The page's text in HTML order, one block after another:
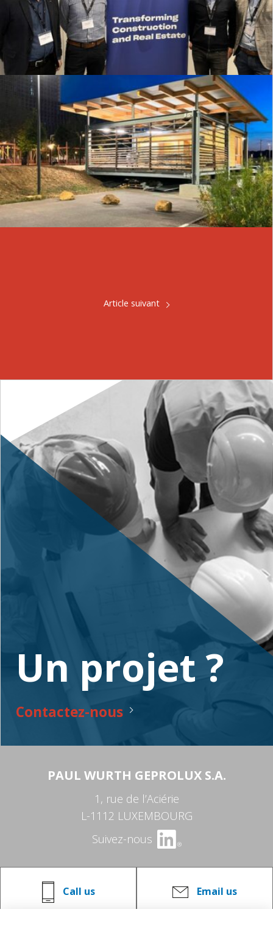
Article suivant
Un projet ?
Contactez-nous
PAUL WURTH GEPROLUX S.A.
1, rue de l’Aciérie
L-1112 LUXEMBOURG
Suivez-nous
Call us Email us